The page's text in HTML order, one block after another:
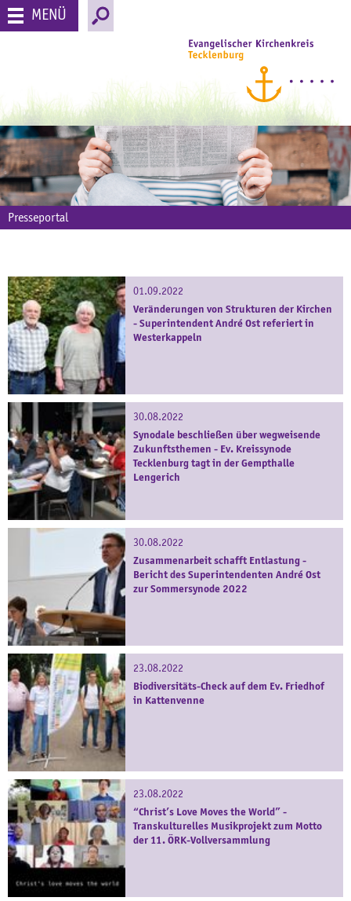
MENÜ
Presseportal
01.09.2022
Veränderungen von Strukturen der Kirchen
- Superintendent André Ost referiert in
Westerkappeln
30.08.2022
Synodale beschließen über wegweisende
Zukunftsthemen - Ev. Kreissynode
Tecklenburg tagt in der Gempthalle
Lengerich
30.08.2022
Zusammenarbeit schafft Entlastung -
Bericht des Superintendenten André Ost
zur Sommersynode 2022
23.08.2022
Biodiversitäts-Check auf dem Ev. Friedhof
in Kattenvenne
23.08.2022
“Christ’s Love Moves the World” -
Transkulturelles Musikprojekt zum Motto
der 11. ÖRK-Vollversammlung